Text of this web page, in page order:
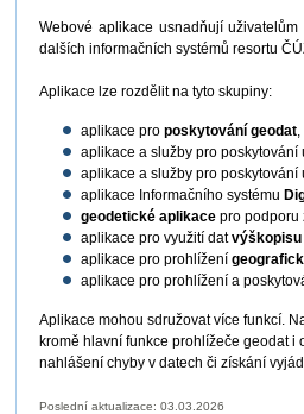
Webové aplikace usnadňují
dalších informačních systémů resortu
Aplikace lze rozdělit na tyto skupiny:
aplikace pro poskytování geodat
aplikace a služby pro poskytování
aplikace a služby pro poskytování
aplikace Informačního systému
geodetické aplikace pro podporu
aplikace pro využití datvýškopisu
aplikace pro prohlížení
aplikace pro prohlížení a
Aplikace mohou sdružovat více funkcí.
kromě hlavní funkce prohlížeče geodat
nahlášení chyby v datech či získání
Poslední aktualizace: 03.03.2026